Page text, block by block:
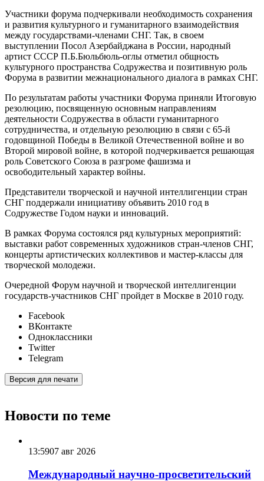
Участники форума подчеркивали необходимость сохранения
и развития культурного и гуманитарного взаимодействия
между государствами-членами СНГ. Так, в своем
выступлении Посол Азербайджана в России, народный
артист СССР П.Б.Бюльбюль-оглы отметил общность
культурного пространства Содружества и позитивную роль
Форума в развитии межнационального диалога в рамках СНГ.
По результатам работы участники Форума приняли Итоговую
резолюцию, посвященную основным направлениям
деятельности Содружества в области гуманитарного
сотрудничества, и отдельную резолюцию в связи с 65-й
годовщиной Победы в Великой Отечественной войне и во
Второй мировой войне, в которой подчеркивается решающая
роль Советского Союза в разгроме фашизма и
освободительный характер войны.
Представители творческой и научной интеллигенции стран
СНГ поддержали инициативу объявить 2010 год в
Содружестве Годом науки и инноваций.
В рамках Форума состоялся ряд культурных мероприятий:
выставки работ современных художников стран-членов СНГ,
концерты артистических коллективов и мастер-классы для
творческой молодежи.
Очередной Форум научной и творческой интеллигенции
государств-участников СНГ пройдет в Москве в 2010 году.
Facebook
ВКонтакте
Одноклассники
Twitter
Telegram
Версия для печати
Новости по теме
13:5907 авг 2026
Международный научно-просветительский